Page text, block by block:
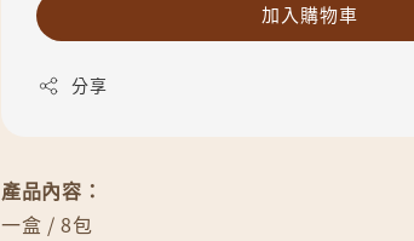
加入購物車
分享
產品內容：
一盒 / 8包